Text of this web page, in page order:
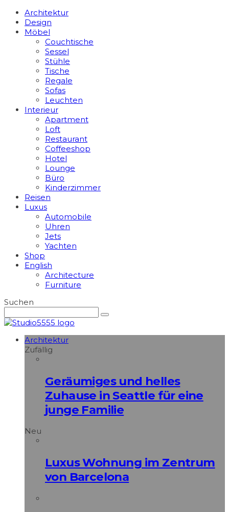
Architektur
Design
Möbel
Couchtische
Sessel
Stühle
Tische
Regale
Sofas
Leuchten
Interieur
Apart­ment
Loft
Restaurant
Coffeeshop
Hotel
Lounge
Büro
Kinderzimmer
Reisen
Luxus
Automobile
Uhren
Jets
Yachten
Shop
English
Architecture
Furniture
Suchen
Architektur
Zufällig
Geräumiges und helles
Zuhause in Seattle für eine
junge Familie
Neu
Luxus Wohnung im Zentrum
von Barcelona